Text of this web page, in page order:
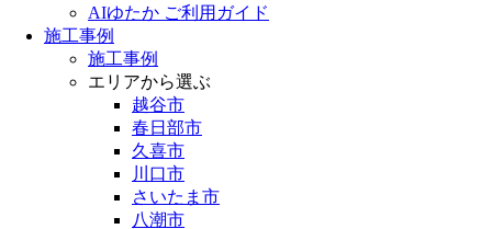
AIゆたか ご利用ガイド
施工事例
施工事例
エリアから選ぶ
越谷市
春日部市
久喜市
川口市
さいたま市
八潮市